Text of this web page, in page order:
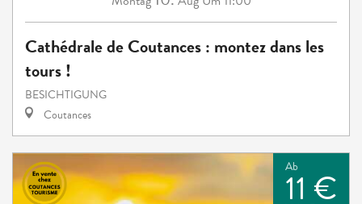
Cathédrale de Coutances : montez dans les
tours !
BESICHTIGUNG
Coutances
Ab
11 €